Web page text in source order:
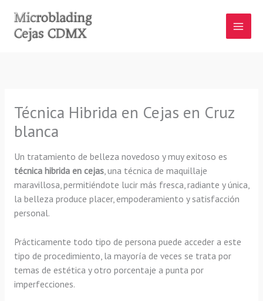
contenido
Técnica Hibrida en Cejas en Cruz
blanca
Un tratamiento de belleza novedoso y muy exitoso es
técnica hibrida en cejas, una técnica de maquillaje
maravillosa, permitiéndote lucir más fresca, radiante y única,
la belleza produce placer, empoderamiento y satisfacción
personal.
Prácticamente todo tipo de persona puede acceder a este
tipo de procedimiento, la mayoría de veces se trata por
temas de estética y otro porcentaje a punta por
imperfecciones.